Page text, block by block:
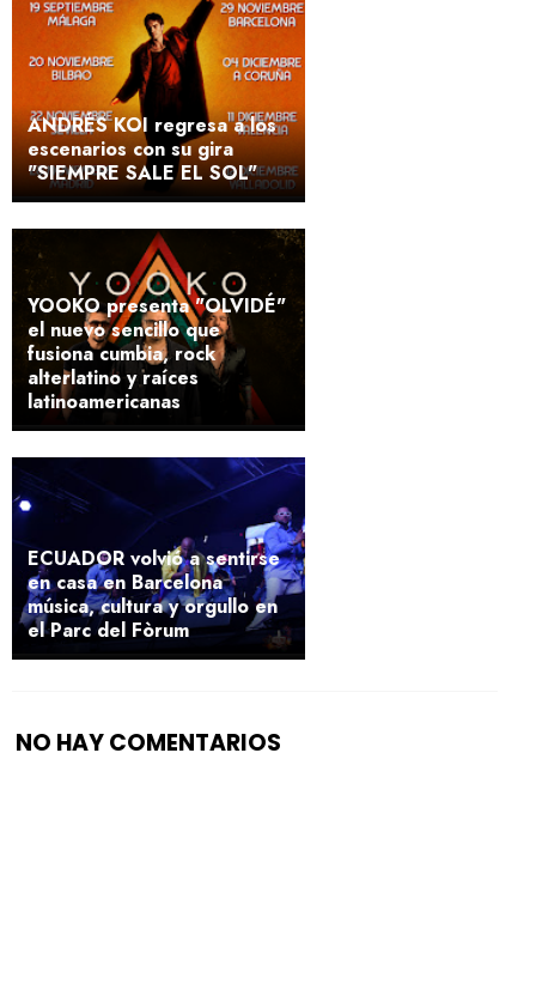
ANDRÉS KOI regresa a los
escenarios con su gira
"SIEMPRE SALE EL SOL"
YOOKO presenta "OLVIDÉ"
el nuevo sencillo que
fusiona cumbia, rock
alterlatino y raíces
latinoamericanas
ECUADOR volvió a sentirse
en casa en Barcelona
música, cultura y orgullo en
el Parc del Fòrum
NO HAY COMENTARIOS